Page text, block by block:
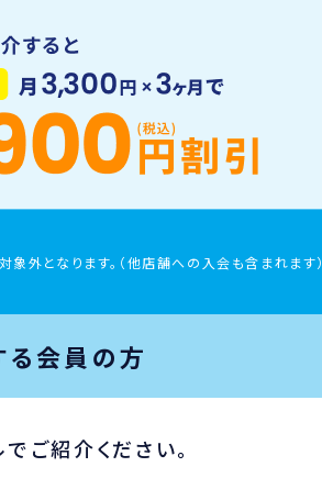
外となります。（他店舗への入会も含まれます）
る会員の方
ご紹介ください。